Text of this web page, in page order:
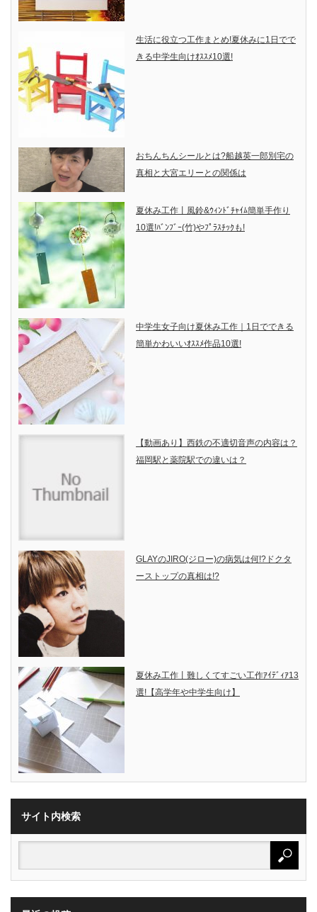
生活に役立つ工作まとめ!夏休みに1日でで
きる中学生向けｵｽｽﾒ10選!
おちんちんシールとは?船越英一郎別宅の
真相と大宮エリーとの関係は
夏休み工作丨風鈴&ｳｨﾝﾄﾞﾁｬｲﾑ簡単手作り
10選!ﾊﾞﾝﾌﾞｰ(竹)やﾌﾟﾗｽﾁｯｸも!
中学生女子向け夏休み工作｜1日でできる
簡単かわいいｵｽｽﾒ作品10選!
【動画あり】西鉄の不適切音声の内容は？
福岡駅と薬院駅での違いは？
GLAYのJIRO(ジロー)の病気は何!?ドクタ
ーストップの真相は!?
夏休み工作丨難しくてすごい工作ｱｲﾃﾞｨｱ13
選!【高学年や中学生向け】
サイト内検索